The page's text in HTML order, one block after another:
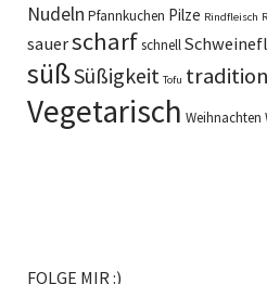
Nudeln Pfannkuchen Pilze Rindfleisch
sauerscharfschnell
süßSüßigkeit Tofu
Vegetarisch Weihnachten
FOLGE MIR :)